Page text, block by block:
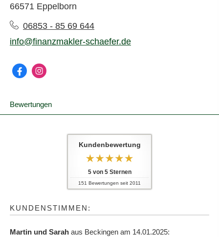
66571 Eppelborn
06853 - 85 69 644
info@finanzmakler-schaefer.de
Bewertungen
Kundenbewertung
5von 5Sternen
151 Bewertungen seit 2011
KUNDENSTIMMEN:
Martin und Sarah aus Beckingen am 14.01.2025: